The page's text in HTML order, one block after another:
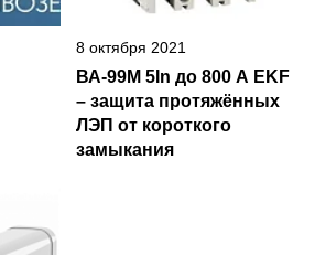
8 октября 2021
ВА-99М 5In до 800 А EKF
– защита протяжённых
ЛЭП от короткого
замыкания